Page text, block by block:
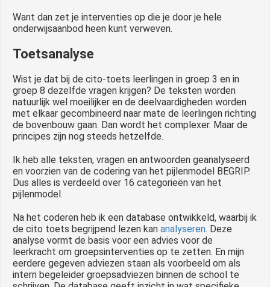
Want dan zet je interventies op die je door je hele
onderwijsaanbod heen kunt verweven.
Toetsanalyse
Wist je dat bij de cito-toets leerlingen in groep 3 en in
groep 8 dezelfde vragen krijgen? De teksten worden
natuurlijk wel moeilijker en de deelvaardigheden worden
met elkaar gecombineerd naar mate de leerlingen richting
de bovenbouw gaan. Dan wordt het complexer. Maar de
principes zijn nog steeds hetzelfde.
Ik heb alle teksten, vragen en antwoorden geanalyseerd
en voorzien van de codering van het pijlenmodel BEGRIP.
Dus alles is verdeeld over 16 categorieën van het
pijlenmodel.
Na het coderen heb ik een database ontwikkeld, waarbij ik
de cito toets begrijpend lezen kan analyseren. Deze
analyse vormt de basis voor een advies voor de
leerkracht om groepsinterventies op te zetten. En mijn
eerdere gegeven adviezen staan als voorbeeld om als
intern begeleider groepsadviezen binnen de school te